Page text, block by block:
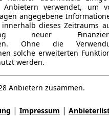
verwendet, um
angegebene
dieses Zeitraums
neuer
Ohne die
solche erweiterten
werden.
Anbietern zusammen.
| Impressum |